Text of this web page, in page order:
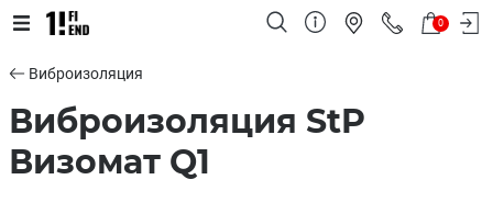
0
Виброизоляция
Виброизоляция StP
Визомат Q1